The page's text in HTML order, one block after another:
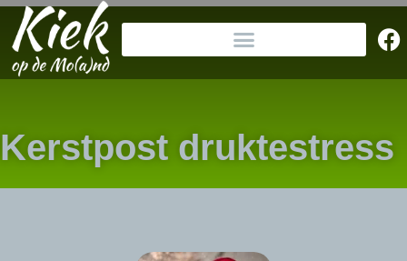
Kerstpost druktestress